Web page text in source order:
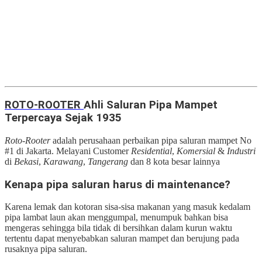
ROTO-ROOTER Ahli Saluran Pipa Mampet
Terpercaya Sejak 1935
Roto-Rooteradalah perusahaan perbaikan pipa saluran mampet No
#1 di Jakarta. Melayani Customer Residential, Komersial & Industri
di Bekasi, Karawang, Tangerang dan 8 kota besar lainnya
Kenapa pipa saluran harus di maintenance?
Karena lemak dan kotoran sisa-sisa makanan yang masuk kedalam
pipa lambat laun akan menggumpal, menumpuk bahkan bisa
mengeras sehingga bila tidak di bersihkan dalam kurun waktu
tertentu dapat menyebabkan saluran mampet dan berujung pada
rusaknya pipa saluran.